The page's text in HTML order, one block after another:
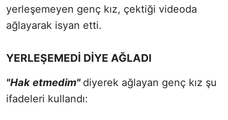
yerleşemeyen genç kız, çektiği videoda
ağlayarak isyan etti.
YERLEŞEMEDİ DİYE AĞLADI
"Hak etmedim" diyerek ağlayan genç kız şu
ifadeleri kullandı: